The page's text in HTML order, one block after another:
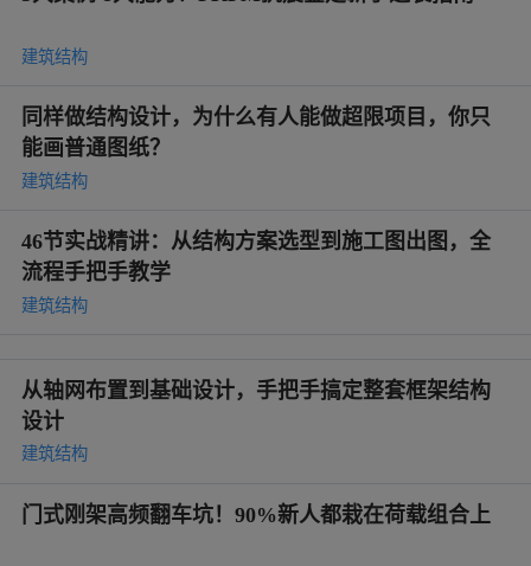
建筑结构
同样做结构设计，为什么有人能做超限项目，你只
能画普通图纸？
建筑结构
46节实战精讲：从结构方案选型到施工图出图，全
流程手把手教学
建筑结构
从轴网布置到基础设计，手把手搞定整套框架结构
设计
建筑结构
门式刚架高频翻车坑！90%新人都栽在荷载组合上